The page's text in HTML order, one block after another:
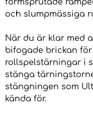
formsprutade
och slumpmässiga
När du är klar med
bifogade brickan för
rollspelstärningar i
stänga
stängningen som
kända för.